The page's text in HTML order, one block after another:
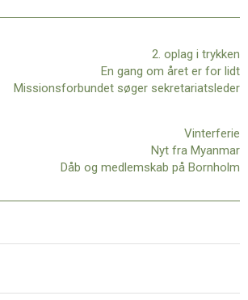
2. oplag i trykken
En gang om året er for lidt
Missionsforbundet søger sekretariatsleder
Vinterferie
Nyt fra Myanmar
Dåb og medlemskab på Bornholm